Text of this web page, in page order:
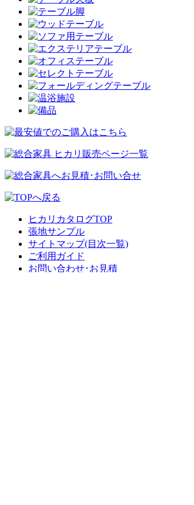
ヒカリカタログTOP
張地サンプル
サイトマップ(目次一覧)
ご利用ガイド
お問い合わせ･お見積